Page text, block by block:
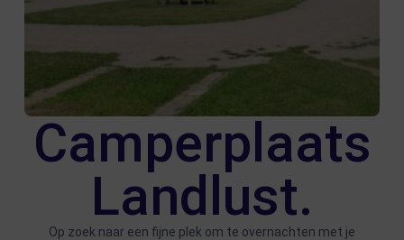
Camperplaats
Landlust.
Op zoek naar een fijne plek om te overnachten met je